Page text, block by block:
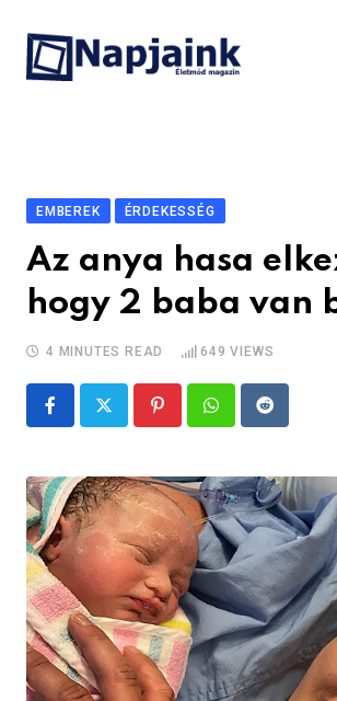
content
EMBEREK ÉRDEKESSÉG
Az anya hasa
hogy 2 baba van
4 MINUTES READ 649 VIEWS
PinterestWhatsappReddit